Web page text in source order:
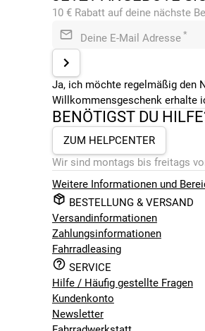
10 € Rabatt auf deine nächste
Deine E-Mail Adresse *
Ja, ich möchte regelmäßig den
Willkommensgeschenk erhalte
BENÖTIGST DU
ZUM HELPCENTER
Wir sind montags bis freitags
Weitere Informationen und
BESTELLUNG & VERSAND
Versandinformationen
Zahlungsinformationen
Fahrradleasing
SERVICE
Hilfe / Häufig gestellte Fragen
Kundenkonto
Newsletter